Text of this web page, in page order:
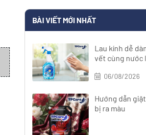
BÀI VIẾT MỚI NHẤT
Lau kính dễ
vết cùng nước
06/08/2026
Hướng dẫn
bị ra màu